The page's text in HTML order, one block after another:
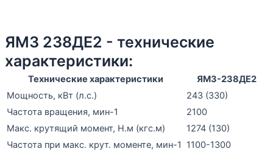
ЯМЗ 238ДЕ2 - технические
характеристики:
Технические характеристики
ЯМЗ-238ДЕ2
Мощность, кВт (л.с.)
243 (330)
Частота вращения, мин-1
2100
Макс. крутящий момент, Н.м (кгс.м)
1274 (130)
Частота при макс. крут. моменте, мин-1
1100-1300